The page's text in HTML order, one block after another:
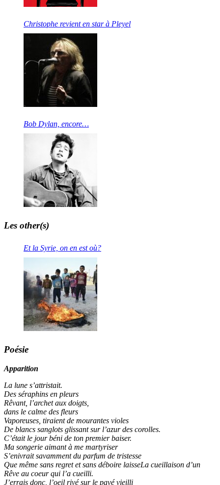
Christophe revient en star à Pleyel
Bob Dylan, encore…
Les other(s)
Et la Syrie, on en est où?
Poésie
Apparition
La lune s’attristait.
Des séraphins en pleurs
Rêvant, l’archet aux doigts,
dans le calme des fleurs
Vaporeuses, tiraient de mourantes violes
De blancs sanglots glissant sur l’azur des corolles.
C’était le jour béni de ton premier baiser.
Ma songerie aimant à me martyriser
S’enivrait savamment du parfum de tristesse
Que même sans regret et sans déboire laisseLa cueillaison d’un
Rêve au coeur qui l’a cueilli.
J’errais donc, l’oeil rivé sur le pavé vieilli